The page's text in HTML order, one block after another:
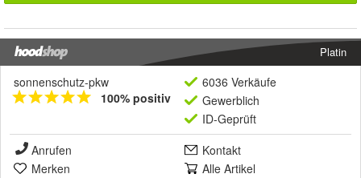
Platin
sonnenschutz-pkw
100% positiv
6036 Verkäufe
Gewerblich
ID-Geprüft
Anrufen
Kontakt
Merken
Alle Artikel